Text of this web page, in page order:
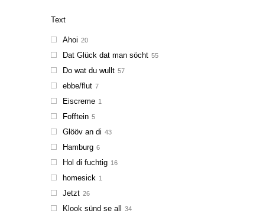
Text
Ahoi 20
Dat Glück dat man söcht 55
Do wat du wullt 57
ebbe/flut 7
Eiscreme 1
Fofftein 5
Glööv an di 43
Hamburg 6
Hol di fuchtig 16
homesick 1
Jetzt 26
Klook sünd se all 34